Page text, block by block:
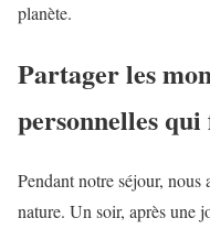
planète.
Partager les
personnelles
Pendant notre séjour,
nature. Un soir, après une